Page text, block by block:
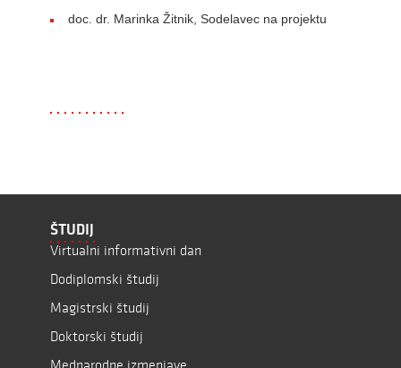
doc. dr. Marinka Žitnik, Sodelavec na projektu
ŠTUDIJ
Virtualni informativni dan
Dodiplomski študij
Magistrski študij
Doktorski študij